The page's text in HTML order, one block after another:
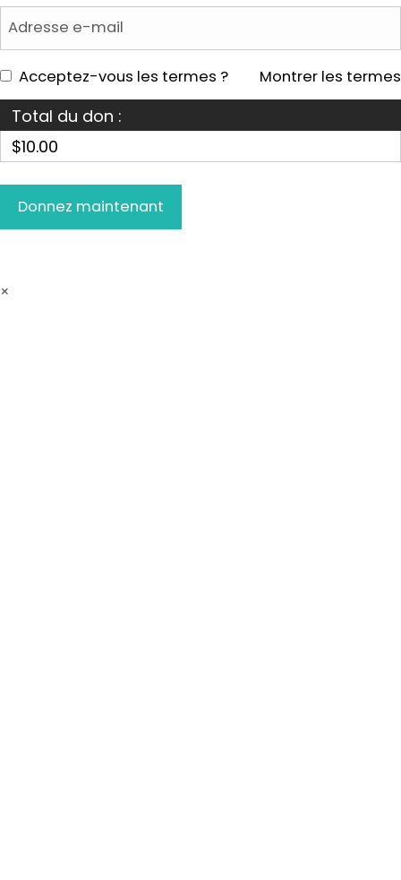
Montrer les termes
Acceptez-vous les termes ?
Total du don :
$10.00
×